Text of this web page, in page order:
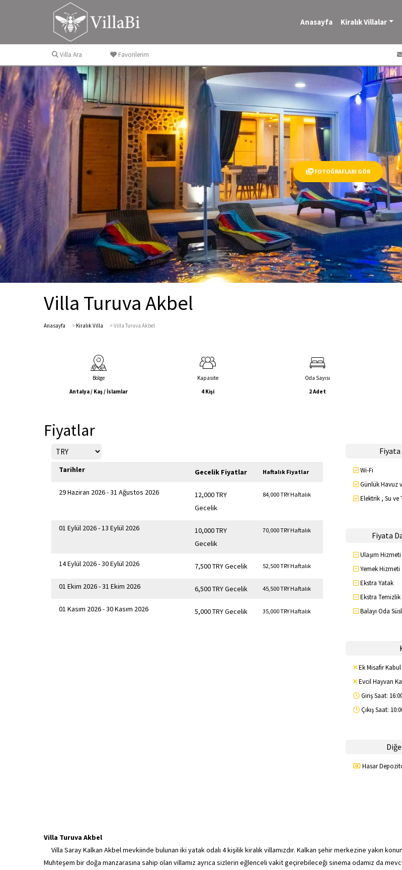
Anasayfa Kiralık Villalar
Villa Ara Favorilerim
FOTOĞRAFLARI GÖR
Villa Turuva Akbel
Anasayfa > Kiralık Villa >Villa Turuva Akbel
Bölge
Antalya / Kaş / İslamlar
Kapasite
4 Kişi
Oda Sayısı
2 Adet
Fiyatlar
Tarihler Gecelik Fiyatlar Haftalık Fiyatlar
29 Haziran 2026 - 31 Ağustos 2026
12,000 TRY
Gecelik
84,000 TRY Haftalık
01 Eylül 2026 - 13 Eylül 2026
10,000 TRY
Gecelik
70,000 TRY Haftalık
14 Eylül 2026 - 30 Eylül 2026 7,500 TRY Gecelik 52,500 TRY Haftalık
01 Ekim 2026 - 31 Ekim 2026 6,500 TRY Gecelik 45,500 TRY Haftalık
01 Kasım 2026 - 30 Kasım 2026 5,000 TRY Gecelik 35,000 TRY Haftalık
Wi-Fi
Günlük Havuz
Elektrik , Su ve
Fiyata
Ulaşım Hizmeti
Yemek Hizmeti
Ekstra Yatak
Ekstra Temizlik
Balayı Oda
Ek Misafir
Evcil Hayvan
Giriş Saat:
Çıkış Saat:
Hasar
Villa Turuva Akbel
Villa Saray Kalkan Akbel mevkiinde bulunan iki yatak odalı 4 kişilik kiralık villamızdır. Kalkan şehir merkezine yakın
Muhteşem bir doğa manzarasına sahip olan villamız ayrıca sizlerin eğlenceli vakit geçirebileceği sinema odamız da